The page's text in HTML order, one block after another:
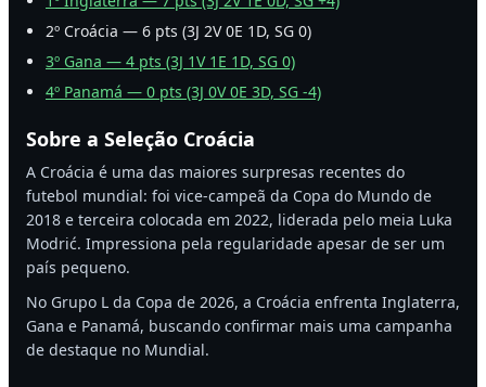
2º Croácia — 6 pts (3J 2V 0E 1D, SG 0)
3º Gana — 4 pts (3J 1V 1E 1D, SG 0)
4º Panamá — 0 pts (3J 0V 0E 3D, SG -4)
Sobre a Seleção Croácia
A Croácia é uma das maiores surpresas recentes do
futebol mundial: foi vice-campeã da Copa do Mundo de
2018 e terceira colocada em 2022, liderada pelo meia Luka
Modrić. Impressiona pela regularidade apesar de ser um
país pequeno.
No Grupo L da Copa de 2026, a Croácia enfrenta Inglaterra,
Gana e Panamá, buscando confirmar mais uma campanha
de destaque no Mundial.